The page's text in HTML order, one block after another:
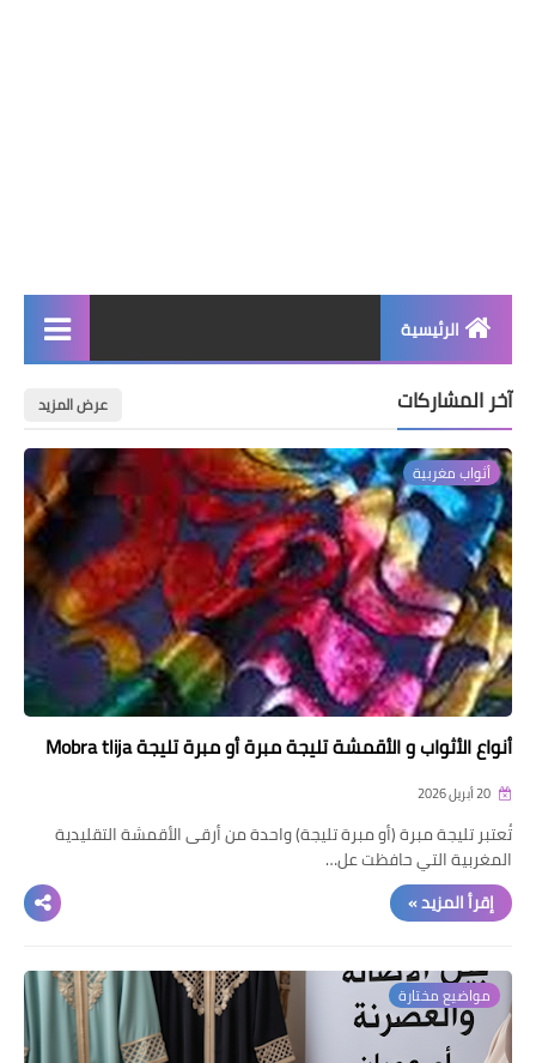
الرئيسية
الخياطة التقليدية
دروس الراندة للمبتدئات
اللباس التقليدي
آخر المشاركات عرض المزيد
أثواب مغربية
أنواع الأثواب و الأقمشة تليجة مبرة أو مبرة تليجة Mobra tlija
تُعتبر تليجة مبرة (أو مبرة تليجة) واحدة من أرقى الأقمشة التقليدية
المغربية التي حافظت عل…
إقرأ المزيد »
مواضيع مختارة